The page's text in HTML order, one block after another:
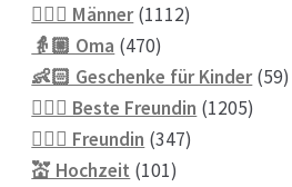
👱🏼‍♂️ Männer 11121112
👵🏼 Oma 470470
Produkte
👶🏻 Geschenke für Kinder 5959
💁🏼‍♀️ Beste Freundin 12051205
💁🏼‍♀️ Freundin 347347
💒 Hochzeit 101101